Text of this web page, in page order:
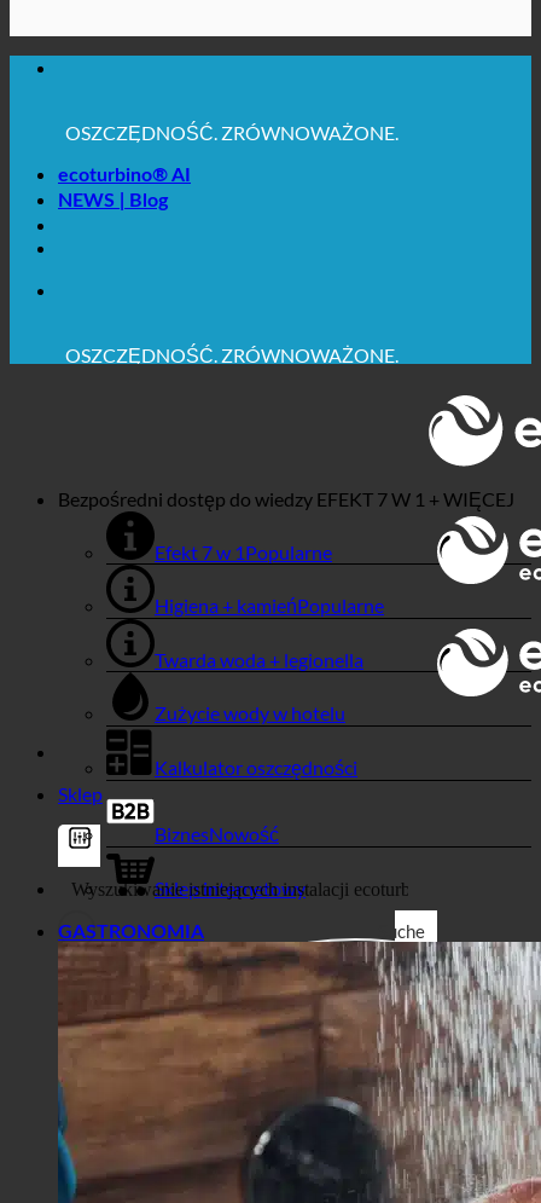
OSZCZĘDNOŚĆ. ZRÓWNOWAŻONE.
NA CAŁYM ŚWIECIE
ecoturbino® AI
✚ WYRAŹNIE ZALECANE Z MEDYCZNEGO PUNKTU
WIDZENIA
JAKOŚĆ + ZAUFANIE + GWARANCJA | W UŻYCIU
Sklep
Suche
Filtry ogólne
Exakte Übereinstimmung
Suche im Inhalt
Wyszukiwanie we fragmencie
Filtruj według niestandardowego
typu postu
Suche auf Seiten
Suche in Beiträgen
Bezpośredni dostęp do wiedzyEFEKT 7 W 1 + WIĘCEJ
Efekt 7 w 1
Higiena + kamień
Twarda woda + legionella
Zużycie wody w hotelu
Kalkulator oszczędności
Biznes
Sklep internetowy
GASTRONOMIA